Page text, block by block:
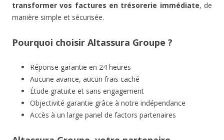
transformer vos factures en trésorerie immédiate, de
manière simple et sécurisée.
Pourquoi choisir Altassura Groupe ?
Réponse garantie en 24 heures
Aucune avance, aucun frais caché
Étude gratuite et sans engagement
Objectivité garantie grâce à notre indépendance
Accès à un large panel de factors partenaires